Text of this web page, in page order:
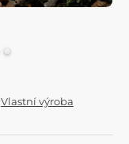
Vlastní výroba